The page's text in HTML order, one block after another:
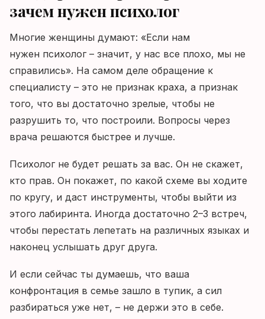
зачем нужен психолог
Многие женщины думают: «Если нам
нужен психолог – значит, у нас все плохо, мы не
справились». На самом деле обращение к
специалисту – это не признак краха, а признак
того, что вы достаточно зрелые, чтобы не
разрушить то, что построили. Вопросы через
врача решаются быстрее и лучше.
Психолог не будет решать за вас. Он не скажет,
кто прав. Он покажет, по какой схеме вы ходите
по кругу, и даст инструменты, чтобы выйти из
этого лабиринта. Иногда достаточно 2–3 встреч,
чтобы перестать лепетать на различных языках и
наконец услышать друг друга.
И если сейчас ты думаешь, что ваша
конфронтация в семье зашло в тупик, а сил
разбираться уже нет, – не держи это в себе.